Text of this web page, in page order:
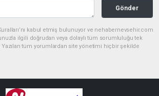
Gönder
kabul etmiş bulunuyor ve nehabernevsehir.com
ilgili doğrudan veya dolaylı tüm sorumluluğu tek
Yazılan tüm yorumlardan site yönetimi hiçbir şekilde